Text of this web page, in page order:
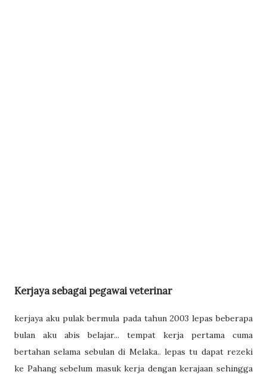
Kerjaya sebagai pegawai veterinar
kerjaya aku pulak bermula pada tahun 2003 lepas beberapa
bulan aku abis belajar... tempat kerja pertama cuma
bertahan selama sebulan di Melaka.. lepas tu dapat rezeki
ke Pahang sebelum masuk kerja dengan kerajaan sehingga